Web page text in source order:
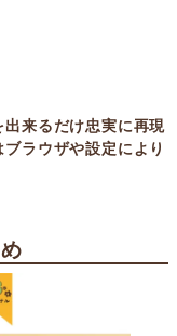
来るだけ忠実に再現
ラウザや設定により